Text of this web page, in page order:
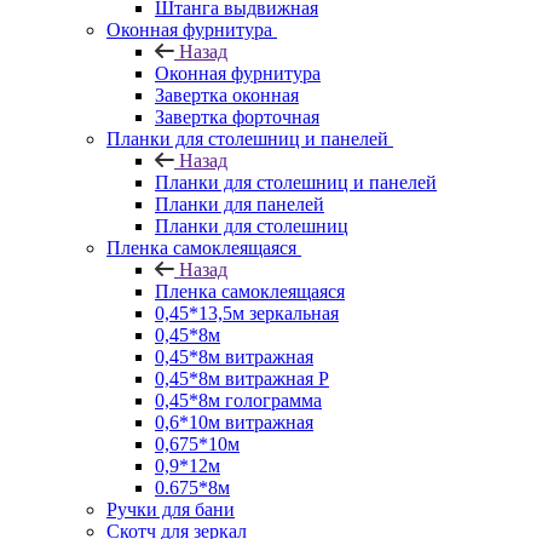
Штанга выдвижная
Оконная фурнитура
Назад
Оконная фурнитура
Завертка оконная
Завертка форточная
Планки для столешниц и панелей
Назад
Планки для столешниц и панелей
Планки для панелей
Планки для столешниц
Пленка самоклеящаяся
Назад
Пленка самоклеящаяся
0,45*13,5м зеркальная
0,45*8м
0,45*8м витражная
0,45*8м витражная Р
0,45*8м голограмма
0,6*10м витражная
0,675*10м
0,9*12м
0.675*8м
Ручки для бани
Скотч для зеркал